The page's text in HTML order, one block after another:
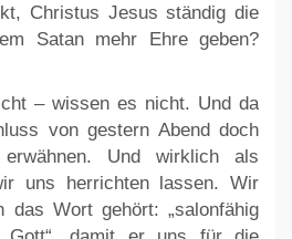
Christus Jesus ständig die
Satan mehr Ehre geben?
– wissen es nicht. Und da
von gestern Abend doch
Und wirklich als
uns herrichten lassen. Wir
das Wort gehört: „salonfähig